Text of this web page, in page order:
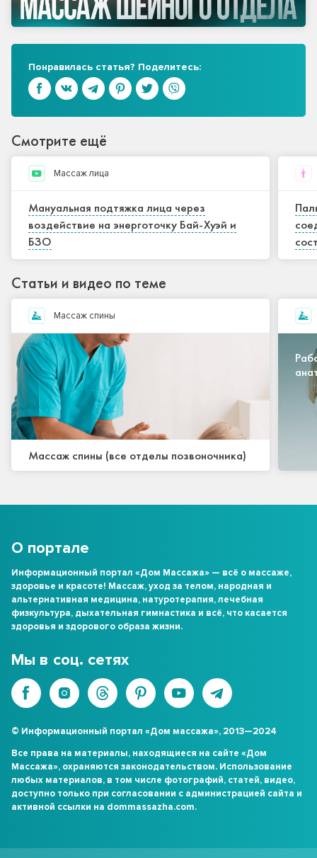
Понравилась статья? Поделитесь:
Смотрите ещё
Массаж лица
Мануальная подтяжка лица через
воздействие на энерготочку Бай-Хуэй и
БЗО
Статьи и видео по теме
Массаж спины
Массаж спины (все отделы позвоночника)
О портале
Информационный портал «Дом Массажа» — всё о массаже,
здоровье и красоте! Массаж, уход за телом, народная и
альтернативная медицина, натуротерапия, лечебная
физкультура, дыхательная гимнастика и всё, что касается
здоровья и здорового образа жизни.
Мы в соц. сетях
© Информационный портал «Дом массажа», 2013—2024
Все права на материалы, находящиеся на сайте «Дом
Массажа», охраняются законодательством. Использование
любых материалов, в том числе фотографий, статей, видео,
доступно только при согласовании с администрацией сайта и
активной ссылки на dommassazha.com.